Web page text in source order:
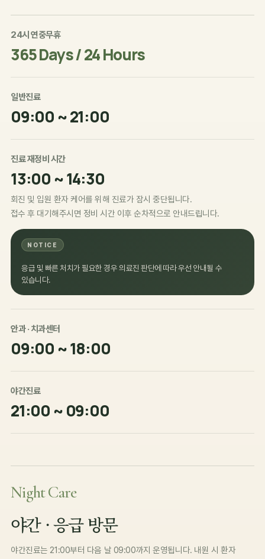
24시 연중무휴
365 Days / 24 Hours
일반진료
09:00 ~ 21:00
진료 재정비 시간
13:00 ~ 14:30
회진 및 입원 환자 케어를 위해 진료가 잠시 중단됩니다.
접수 후 대기해주시면 정비 시간 이후 순차적으로 안내드립니다.
NOTICE
응급 및 빠른 처치가 필요한 경우 의료진 판단에 따라 우선 안내될 수
있습니다.
안과 · 치과센터
09:00 ~ 18:00
야간진료
21:00 ~ 09:00
Night Care
야간 · 응급 방문
야간진료는 21:00부터 다음 날 09:00까지 운영됩니다. 내원 시 환자